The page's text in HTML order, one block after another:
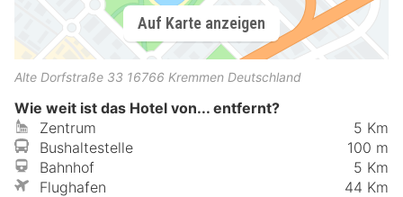
Auf Karte anzeigen
Alte Dorfstraße 33 16766 Kremmen Deutschland
Wie weit ist das Hotel von... entfernt?
Zentrum
5 Km
Bushaltestelle
100 m
Bahnhof
5 Km
Flughafen
44 Km